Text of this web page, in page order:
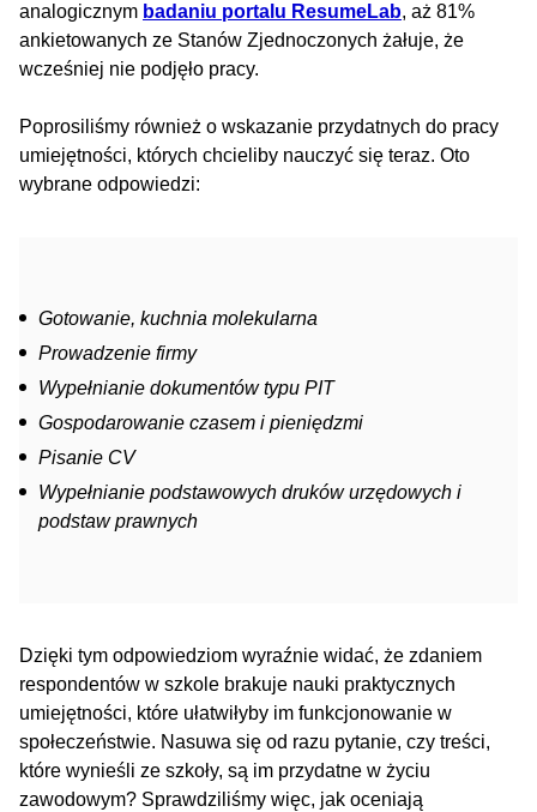
analogicznym badaniu portalu ResumeLab, aż 81%
ankietowanych ze Stanów Zjednoczonych żałuje, że
wcześniej nie podjęło pracy.
Poprosiliśmy również o wskazanie przydatnych do pracy
umiejętności, których chcieliby nauczyć się teraz. Oto
wybrane odpowiedzi:
Gotowanie, kuchnia molekularna
Prowadzenie firmy
Wypełnianie dokumentów typu PIT
Gospodarowanie czasem i pieniędzmi
Pisanie CV
Wypełnianie podstawowych druków urzędowych i
podstaw prawnych
Dzięki tym odpowiedziom wyraźnie widać, że zdaniem
respondentów w szkole brakuje nauki praktycznych
umiejętności, które ułatwiłyby im funkcjonowanie w
społeczeństwie. Nasuwa się od razu pytanie, czy treści,
które wynieśli ze szkoły, są im przydatne w życiu
zawodowym? Sprawdziliśmy więc, jak oceniają